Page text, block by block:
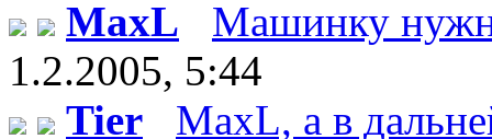
MaxL
Машинку
1.2.2005, 5:44
Tier
MaxL, а в